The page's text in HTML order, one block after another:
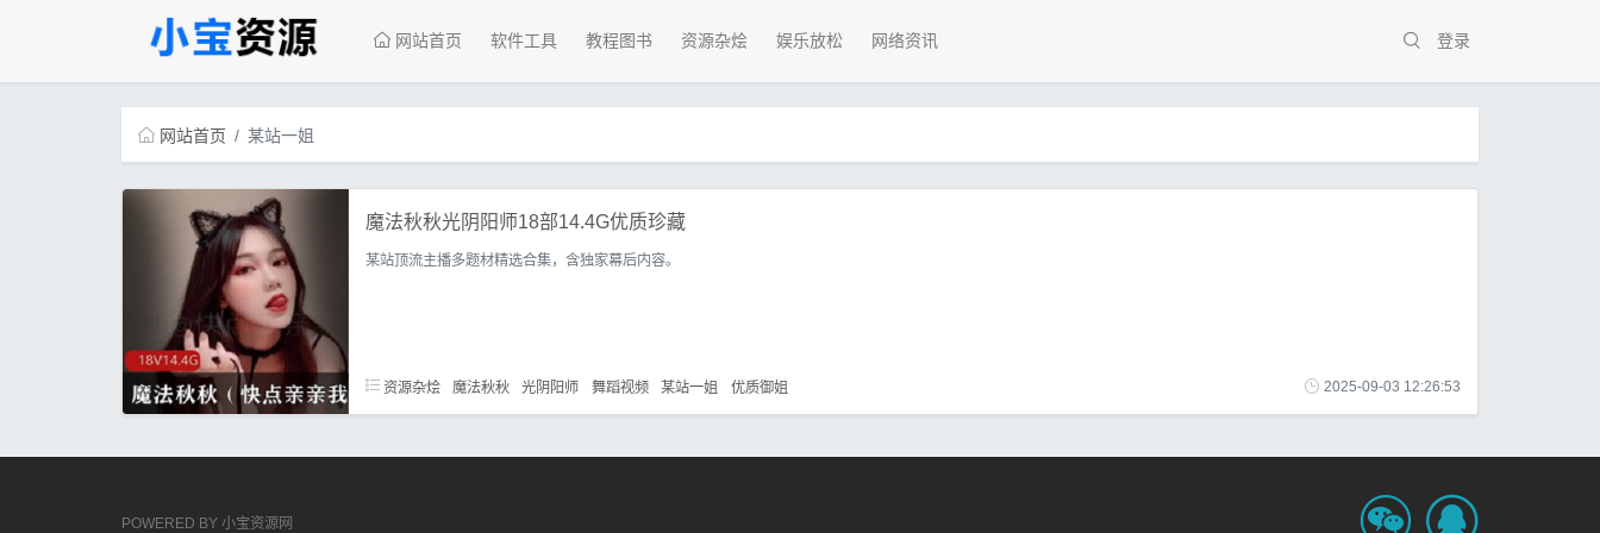
网站首页 软件工具 教程图书 资源杂烩 娱乐放松 网络资讯 登录
网站首页 某站一姐
魔法秋秋光阴阳师18部14.4G优质珍藏
某站顶流主播多题材精选合集，含独家幕后内容。
资源杂烩 魔法秋秋 光阴阳师 舞蹈视频 某站一姐 优质御姐 2025-09-03 12:26:53
POWERED BY 小宝资源网